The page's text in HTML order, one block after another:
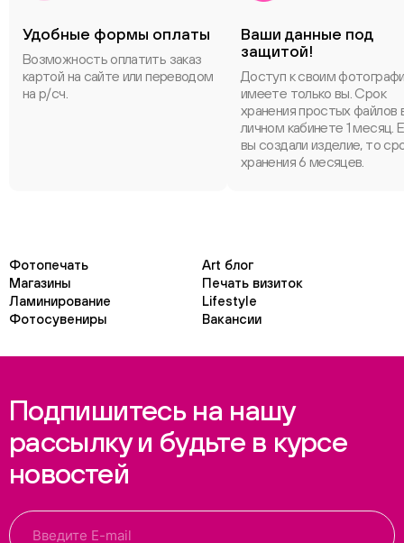
Удобные формы оплаты
Возможность оплатить заказ
картой на сайте или переводом
на р/сч.
Ваши данные под
защитой!
Доступ к своим
имеете только вы. Срок
хранения простых файлов
личном кабинете 1 месяц.
вы создали изделие, то
хранения 6 месяцев.
Фотопечать
Art блог
Магазины
Печать визиток
Ламинирование
Lifestyle
Фотосувениры
Вакансии
Подпишитесь на нашу
рассылку и будьте в курсе
новостей